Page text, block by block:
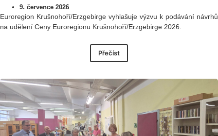
9. července 2026
Euroregion Krušnohoří/Erzgebirge vyhlašuje výzvu k podávání návrhů
na udělení Ceny Euroregionu Krušnohoří/Erzgebirge 2026.
Přečíst